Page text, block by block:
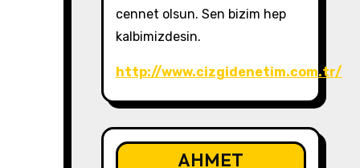
cennet olsun. Sen bizim hep
kalbimizdesin.
http://www.cizgidenetim.com.tr/
AHMET